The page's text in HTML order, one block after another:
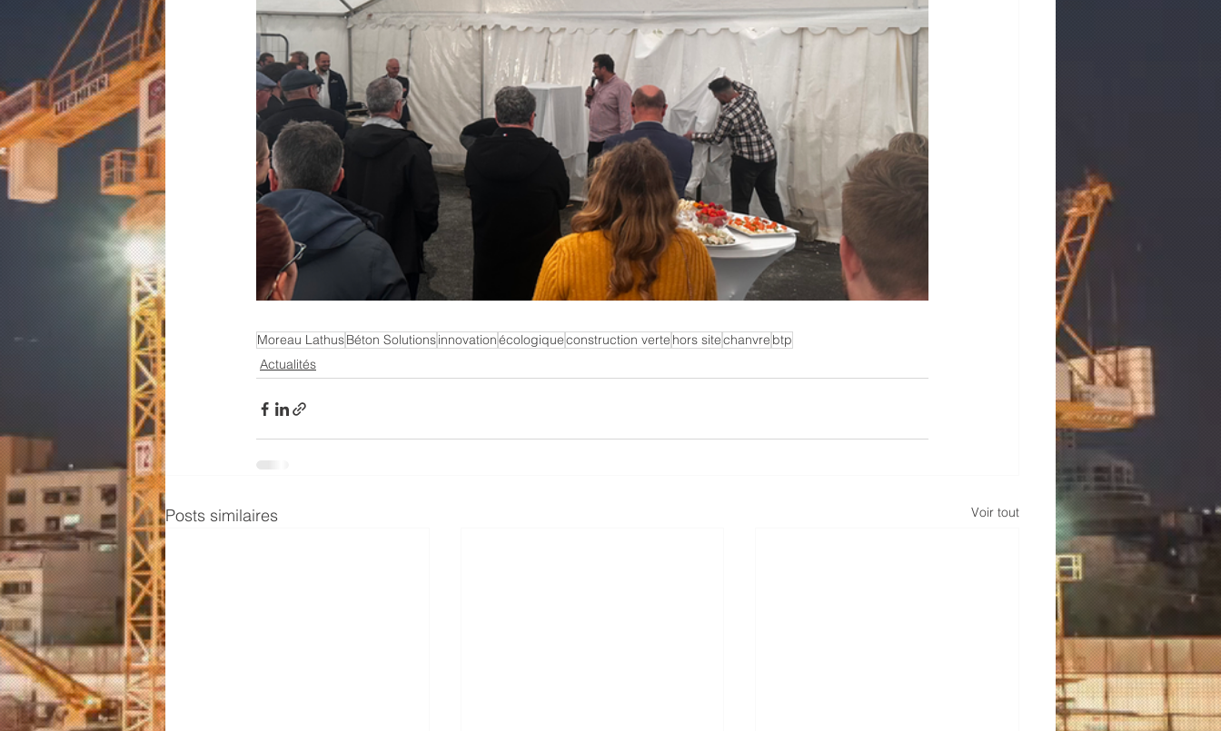
Moreau LathusBéton Solutionsinnovationécologiqueconstruction verte hors sitechanvre btp
Actualités
Posts similaires Voir tout